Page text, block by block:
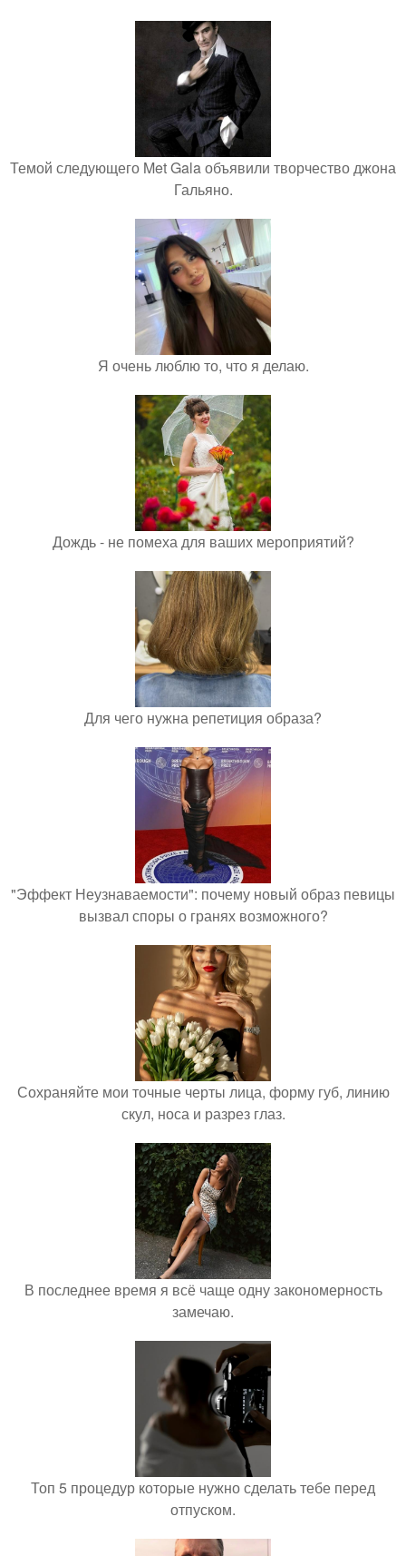
Темой следующего Met Gala объявили творчество джона
Гальяно.
Я очень люблю то, что я делаю.
Дождь - не помеха для ваших мероприятий?
Для чего нужна репетиция образа?
"Эффект Неузнаваемости": почему новый образ певицы
вызвал споры о гранях возможного?
Сохраняйте мои точные черты лица, форму губ, линию
скул, носа и разрез глаз.
В последнее время я всё чаще одну закономерность
замечаю.
Топ 5 процедур которые нужно сделать тебе перед
отпуском.